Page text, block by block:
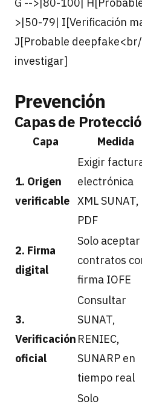
>|50-79| I[Verificación
J[Probable
investigar]
Prevención
Capas de
Capa Medida
1. Origen
verificable
Exigir
electrónica
XML
PDF
2. Firma
digital
Solo aceptar
contratos
firma IOFE
3.
Verificación
oficial
Consultar
SUNAT,
RENIEC,
SUNARP en
tiempo real
Solo